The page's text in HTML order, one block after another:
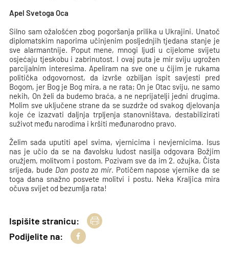
Apel Svetoga Oca
Silno sam ožalošćen zbog pogoršanja prilika u Ukrajini. Unatoč
diplomatskim naporima učinjenim posljednjih tjedana stanje je
sve alarmantnije. Poput mene, mnogi ljudi u cijelome svijetu
osjećaju tjeskobu i zabrinutost. I ovaj puta je mir sviju ugrožen
parcijalnim interesima. Apeliram na sve one u čijim je rukama
politička odgovornost, da izvrše ozbiljan ispit savjesti pred
Bogom, jer Bog je Bog mira, a ne rata; On je Otac sviju, ne samo
nekih, On želi da budemo braća, a ne neprijatelji jedni drugima.
Molim sve uključene strane da se suzdrže od svakog djelovanja
koje će izazvati daljnja trpljenja stanovništava, destabilizirati
suživot među narodima i kršiti međunarodno pravo.
Želim sada uputiti apel svima, vjernicima i nevjernicima. Isus
nas je učio da se na đavolsku ludost nasilja odgovara Božjim
oružjem, molitvom i postom. Pozivam sve da im 2. ožujka, Čista
srijeda, bude Dan posta za mir. Potičem napose vjernike da se
toga dana snažno posvete molitvi i postu. Neka Kraljica mira
očuva svijet od bezumlja rata!
Ispišite stranicu:
Podijelite na: